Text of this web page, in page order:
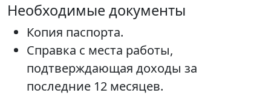
Необходимые документы
Копия паспорта.
Справка с места работы,
подтверждающая доходы за
последние 12 месяцев.